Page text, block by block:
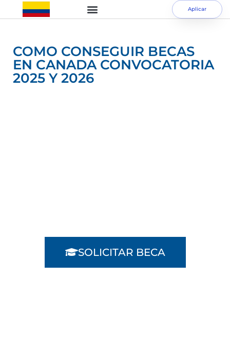
Aplicar
COMO CONSEGUIR BECAS
EN CANADA CONVOCATORIA
2025 Y 2026
SOLICITAR BECA